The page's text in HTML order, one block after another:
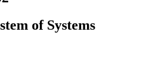
of Systems